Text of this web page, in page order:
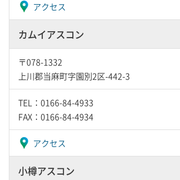
アクセス
カムイアスコン
〒078-1332
上川郡当麻町字園別2区-442-3
TEL：0166-84-4933
FAX：0166-84-4934
アクセス
小樽アスコン